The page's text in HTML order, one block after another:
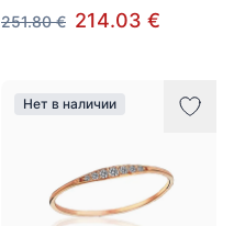
251.80 € 214.03 €
Нет в наличии